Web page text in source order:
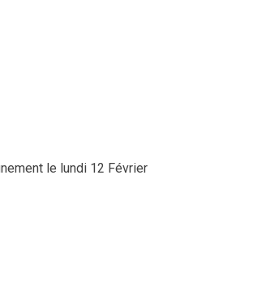
le lundi 12 Février